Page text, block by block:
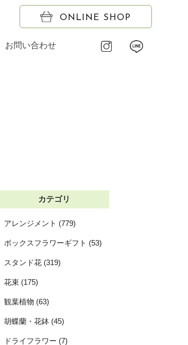
ONLINE SHOP
お問い合わせ
カテゴリ
アレンジメント (779)
ボックスフラワーギフト (53)
スタンド花 (319)
花束 (175)
観葉植物 (63)
胡蝶蘭・花鉢 (45)
ドライフラワー (7)